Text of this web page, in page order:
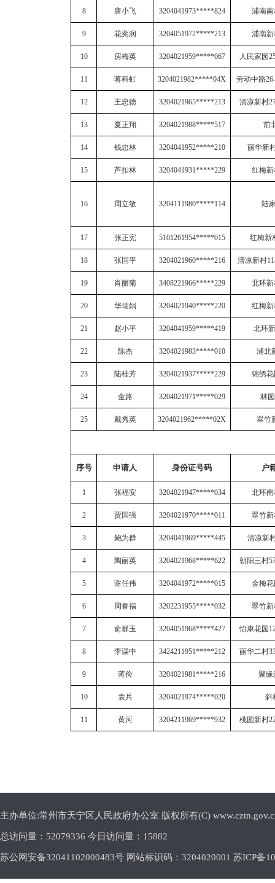
8 唐小飞 3204041973*****824 浦南南
9 花奕润 3204051972*****213 浦南新
10 房梅英 3204021959*****067 人民家园
11 蒋科虹 3204021982*****04X 劳动中路
12 王忠德 3204021965*****213 清凉新村
13 夏正翔 3204021988*****517 前
14 钱忠林 3204041952*****210 丽华新
15 芦扣林 3204041931*****229 红梅新
16 周立敏 3204111980*****114 陆
17 张正宪 5101261954*****015 红梅新
18 张国平 3204021960*****216 清凉新村
19 肖丽菊 3408221966*****229 北环新
20 华瑞娟 3204021940*****220 红梅新
21 赵小平 3204041959*****419 北环
22 陈杰 3204021983*****010 浦北
23 陆桂芳 3204021937*****229 锦绣花
24 金路 3204021971*****029 林
25 戴秀英 3204021962*****02X 翠竹
序号 申请人 身份证号码 户
1 张福安 3204021947*****034 北环南
2 贾国强 3204021970*****011 翠竹新
3 鲍为群 3204041969*****445 清凉新
4 陶丽英 3204021968*****622 朝阳三村
5 谢任伟 3204041972*****015 金梅花
6 周春福 3202231955*****032 翠竹新
7 俞群玉 3204051968*****427 怡康花园
8 李谋中 3424211951*****212 丽华二村
9 蒋俭 3204021981*****216 聚缘
10 袁兵 3204021974*****020 斜
11 黄河 3204211969*****932 桃园新村
主办单位:常州市天宁区人民政府办公室 版权所有(C)
总访问量： 52079336 今日访问量： 15882
苏公网安备32041102000483号 网站标识码：3204020001 苏ICP备